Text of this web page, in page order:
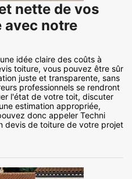
nette de vos
avec notre
idée claire des coûts à
toiture, vous pouvez être sûr
juste et transparente, sans
professionnels se rendront
l'état de votre toit, discuter
estimation appropriée,
donc appeler Techni
devis de toiture de votre projet